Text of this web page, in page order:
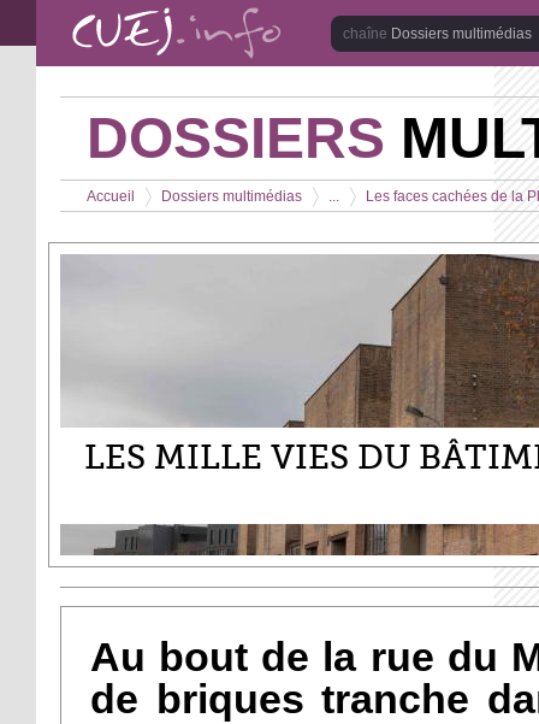
Aller au contenu principal
Dossiers multimédias
DOSSIERS
Vous êtes ici
Accueil
>
Dossiers multimédias
>
...
>
Les faces cachées de la
LES MILLE VIES DU
Au bout de la rue du
de briques tranche